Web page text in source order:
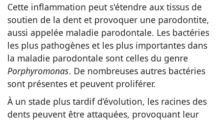
Cette inflammation peut s'étendre aux tissus de
soutien de la dent et provoquer une parodontite,
aussi appelée maladie parodontale. Les bactéries
les plus pathogènes et les plus importantes dans
la maladie parodontale sont celles du genre
Porphyromonas. De nombreuses autres bactéries
sont présentes et peuvent proliférer.
À un stade plus tardif d’évolution, les racines des
dents peuvent être attaquées, provoquant leur